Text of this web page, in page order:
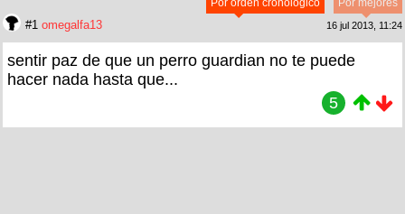
#1 omegalfa13 16 jul 2013, 11:24
sentir paz de que un perro guardian no te puede
hacer nada hasta que...
5